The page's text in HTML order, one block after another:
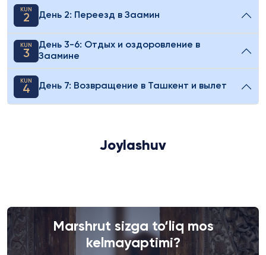
KUN
2 День 2: Переезд в Заамин
KUN
3
День 3-6: Отдых и оздоровление в
Заамине
KUN
4 День 7: Возвращение в Ташкент и вылет
Joylashuv
Marshrut sizga to‘liq mos
kelmayaptimi?